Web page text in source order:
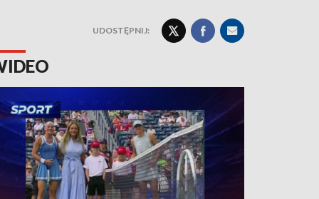
UDOSTĘPNIJ: